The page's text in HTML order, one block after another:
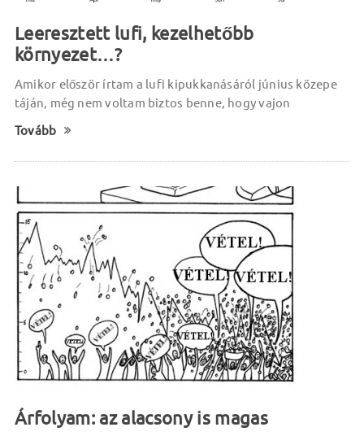
Leeresztett lufi, kezelhetőbb
környezet…?
Amikor először írtam a lufi kipukkanásáról június közepe
táján, még nem voltam biztos benne, hogy vajon
Tovább
Árfolyam: az alacsony is magas